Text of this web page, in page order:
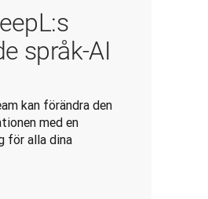
språk-AI
kan förändra den
med en
för alla dina